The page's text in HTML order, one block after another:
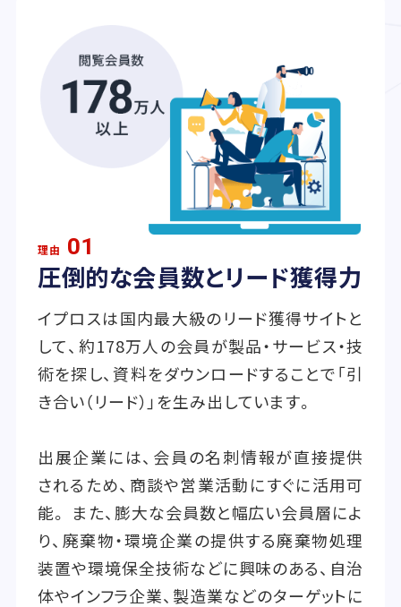
理由 01
圧倒的な会員数とリード獲得力
イプロスは国内最大級のリード獲得サイトと
して、約178万人の会員が製品・サービス・技
術を探し、資料をダウンロードすることで「引
き合い（リード）」を生み出しています。
出展企業には、会員の名刺情報が直接提供
されるため、商談や営業活動にすぐに活用可
能。 また、膨大な会員数と幅広い会員層によ
り、廃棄物・環境企業の提供する廃棄物処理
装置や環境保全技術などに興味のある、自治
体やインフラ企業、製造業などのターゲットに